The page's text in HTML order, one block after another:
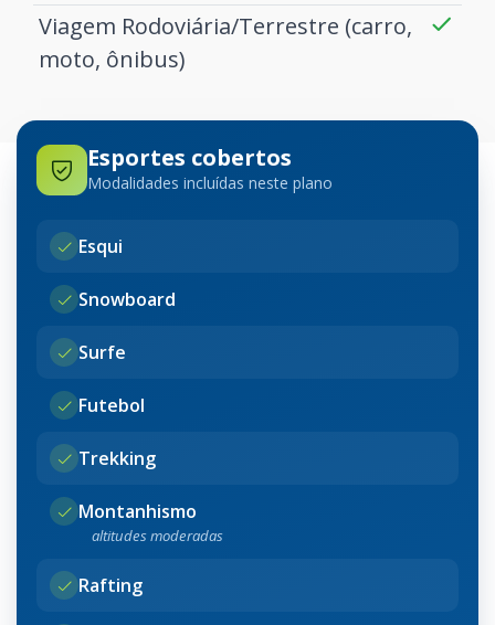
Viagem Rodoviária/Terrestre (carro,
moto, ônibus)
Esportes cobertos
Modalidades incluídas neste plano
Esqui
Snowboard
Surfe
Futebol
Trekking
Montanhismo
altitudes moderadas
Rafting